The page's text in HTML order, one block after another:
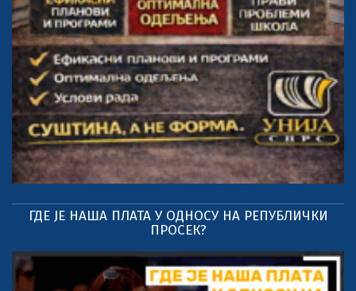
ГДЕ ЈЕ НАША ПЛАТА У ОДНОСУ НА РЕПУБЛИЧКИ
ПРОСЕК?